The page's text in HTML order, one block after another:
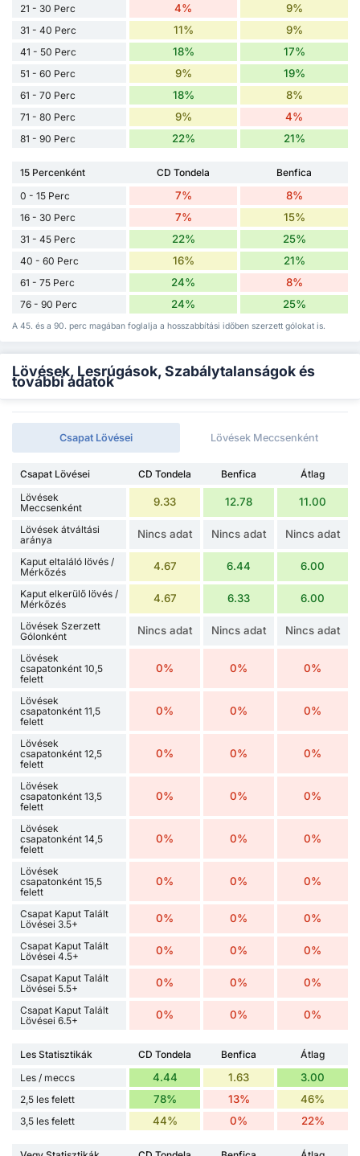
21 - 30 Perc 4% 9%
31 - 40 Perc 11% 9%
41 - 50 Perc 18% 17%
51 - 60 Perc 9% 19%
61 - 70 Perc 18% 8%
71 - 80 Perc 9% 4%
81 - 90 Perc 22% 21%
15 Percenként CD Tondela
Benfica
0 - 15 Perc
7% 8%
16 - 30 Perc 7% 15%
31 - 45 Perc 22% 25%
40 - 60 Perc 16% 21%
61 - 75 Perc 24% 8%
76 - 90 Perc 24% 25%
A 45. és a 90. perc magában foglalja a hosszabbítási időben szerzett gólokat is.
Lövések, Lesrúgások, Szabálytalanságok és
további adatok
Csapat Lövései Lövések Meccsenként
Csapat Lövései CD Tondela Benfica
Átlag
Lövések
Meccsenként
9.33 12.78 11.00
Lövések átváltási
aránya
Nincs adat Nincs adat Nincs adat
Kaput eltaláló lövés /
Mérkőzés
4.67 6.44 6.00
Kaput elkerülő lövés /
Mérkőzés
4.67 6.33 6.00
Lövések Szerzett
Gólonként
Nincs adat Nincs adat Nincs adat
Lövések
csapatonként 10,5
felett
0% 0% 0%
Lövések
csapatonként 11,5
felett
0% 0% 0%
Lövések
csapatonként 12,5
felett
0% 0% 0%
Lövések
csapatonként 13,5
felett
0% 0% 0%
Lövések
csapatonként 14,5
felett
0% 0% 0%
Lövések
csapatonként 15,5
felett
0% 0% 0%
Csapat Kaput Talált
Lövései 3.5+
0% 0% 0%
Csapat Kaput Talált
Lövései 4.5+
0% 0% 0%
Csapat Kaput Talált
Lövései 5.5+
0% 0% 0%
Csapat Kaput Talált
Lövései 6.5+
0% 0% 0%
Les Statisztikák CD Tondela Benfica
Átlag
Les / meccs
4.44 1.63 3.00
2,5 les felett 78% 13% 46%
3,5 les felett 44% 0% 22%